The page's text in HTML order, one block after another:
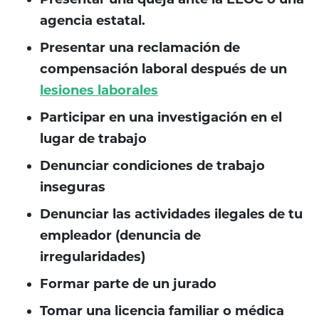
agencia estatal.
Presentar una reclamación de
compensación laboral después de un
lesiones laborales
Participar en una investigación en el
lugar de trabajo
Denunciar condiciones de trabajo
inseguras
Denunciar las actividades ilegales de tu
empleador (denuncia de
irregularidades)
Formar parte de un jurado
Tomar una licencia familiar o médica